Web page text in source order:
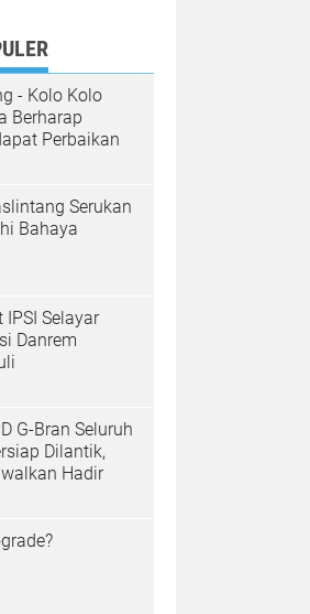
- Kolo Kolo
Berharap
Perbaikan
Serukan
Bahaya
IPSI Selayar
Danrem
G-Bran Seluruh
Dilantik,
Hadir